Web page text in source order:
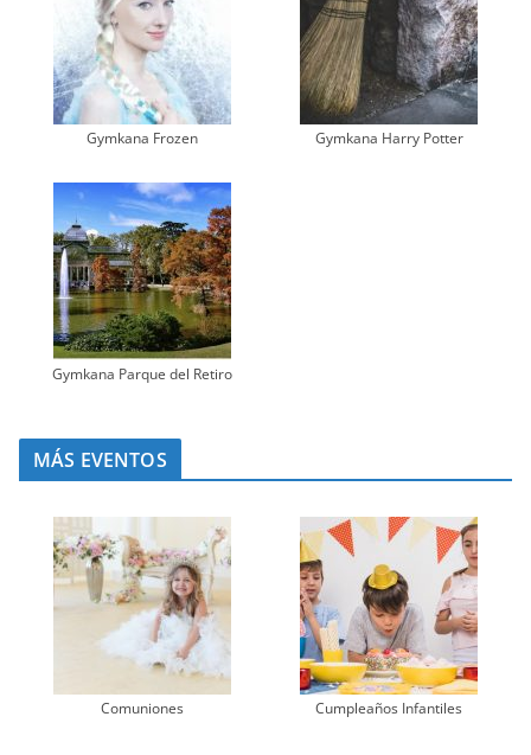
Gymkana Frozen Gymkana Harry Potter
Gymkana Parque del Retiro
MÁS EVENTOS
Comuniones Cumpleaños Infantiles